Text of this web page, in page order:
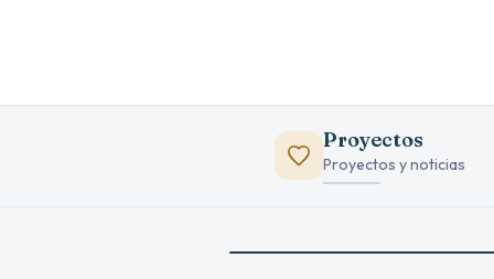
Proyectos
Proyectos y noticias